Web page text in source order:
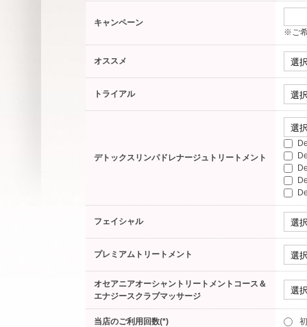
キャンペーン
※ご
オススメ
トライアル
デトックスリンパドレナージュトリートメント
フェイシャル
プレミアムトリートメント
オセアニアオーシャントリートメントコース＆
エナジースクラブマッサージ
当店のご利用回数(*)